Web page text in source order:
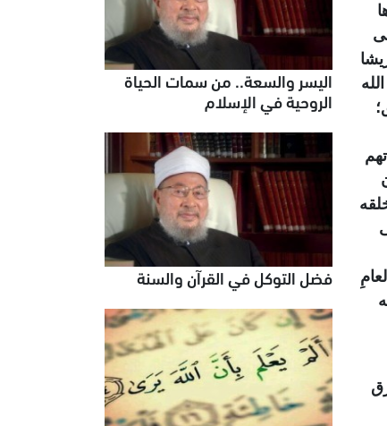
اليسر والسعة.. من سمات الحياة
الروحية في الإسلام
فضل التوكل في القرآن والسنة